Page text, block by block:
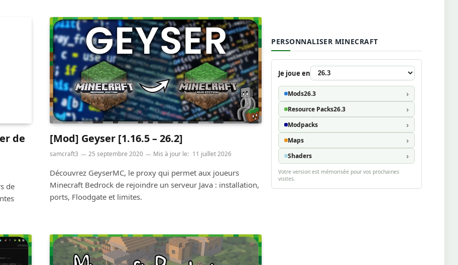
de
de
[Mod] Geyser [1.16.5 – 26.2]
samcraft3 25 septembre 2020 Mis à jour le: 11 juillet 2026
Découvrez GeyserMC, le proxy qui permet aux joueurs
Minecraft Bedrock de rejoindre un serveur Java : installation,
ports, Floodgate et limites.
PERSONNALISER MINECRAFT
Je joue en
Mods26.3
Resource Packs26.3
Modpacks
Maps
Shaders
Votre version est mémorisée pour vos prochaines
visites.